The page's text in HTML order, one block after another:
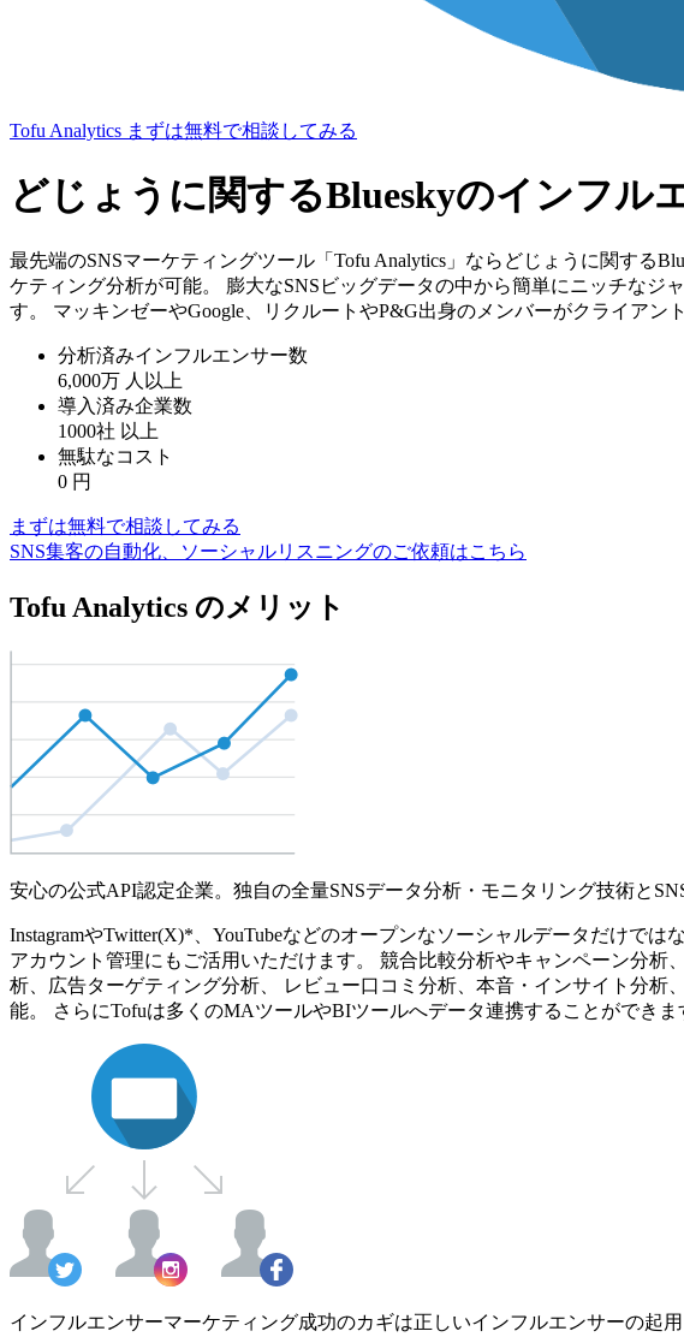
Tofu Analytics まずは無料で相談してみる
どじょうに関するBlueskyのインフル
最先端のSNSマーケティングツール「Tofu Analytics」ならどじょうに関する
ケティング分析が可能。 膨大なSNSビッグデータの中から簡単にニッチなジ
す。 マッキンゼーやGoogle、リクルートやP&G出身のメンバーがクライアン
分析済みインフルエンサー数
6,000万 人以上
導入済み企業数
1000社 以上
無駄なコスト
0 円
まずは無料で相談してみる
SNS集客の自動化、ソーシャルリスニングのご依頼はこちら
Tofu Analytics のメリット
安心の公式API認定企業。独自の全量SNSデータ分析・モニタリング技術と
InstagramやTwitter(X)*、YouTubeなどのオープンなソーシャルデータだけで
アカウント管理にもご活用いただけます。 競合比較分析やキャンペーン分
析、広告ターゲティング分析、 レビュー口コミ分析、本音・インサイト分
能。 さらにTofuは多くのMAツールやBIツールへデータ連携することができ
インフルエンサーマーケティング成功のカギは正しいインフルエンサーの起